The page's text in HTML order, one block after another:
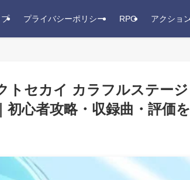
プライバシーポリシー RPG アクショ
トセカイ カラフルステー
心者攻略・収録曲・評価